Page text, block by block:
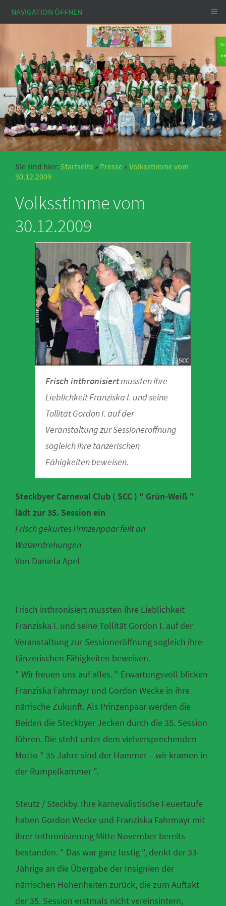
NAVIGATION ÖFFNEN
Sie sind hier: Startseite » Presse » Volksstimme vom
30.12.2009
Volksstimme vom
30.12.2009
Frisch inthronisiertmussten ihre
Lieblichkeit Franziska I. und seine
Tollität Gordon I. auf der
Veranstaltung zur Sessioneröffnung
sogleich ihre tänzerischen
Fähigkeiten beweisen.
Steckbyer Carneval Club ( SCC ) " Grün-Weiß "
lädt zur 35. Session ein
Frisch gekürtes Prinzenpaar feilt an
Walzerdrehungen
Von Daniela Apel
Frisch inthronisiert mussten ihre Lieblichkeit
Franziska I. und seine Tollität Gordon I. auf der
Veranstaltung zur Sessioneröffnung sogleich ihre
tänzerischen Fähigkeiten beweisen.
" Wir freuen uns auf alles. " Erwartungsvoll blicken
Franziska Fahrmayr und Gordon Wecke in ihre
närrische Zukunft. Als Prinzenpaar werden die
Beiden die Steckbyer Jecken durch die 35. Session
führen. Die steht unter dem vielversprechenden
Motto " 35 Jahre sind der Hammer – wir kramen in
der Rumpelkammer ".
Steutz / Steckby. Ihre karnevalistische Feuertaufe
haben Gordon Wecke und Franziska Fahrmayr mit
ihrer Inthronisierung Mitte November bereits
bestanden. " Das war ganz lustig ", denkt der 33-
Jährige an die Übergabe der Insignien der
närrischen Hohenheiten zurück, die zum Auftakt
der 35. Session erstmals nicht vereinsintern,